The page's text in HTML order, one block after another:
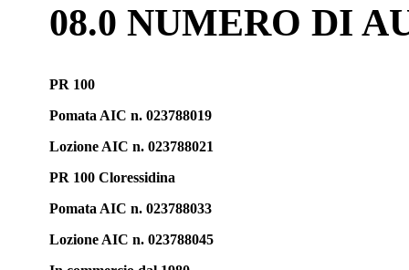
08.0 NUMERO DI
PR 100
Pomata AIC n. 023788019
Lozione AIC n. 023788021
PR 100 Cloressidina
Pomata AIC n. 023788033
Lozione AIC n. 023788045